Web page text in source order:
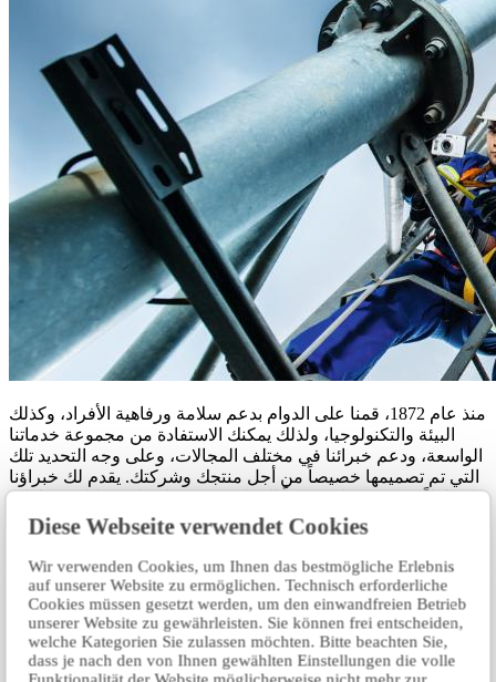
Diese Webseite verwendet Cookies
Wir verwenden Cookies, um Ihnen das bestmögliche Erlebnis
auf unserer Website zu ermöglichen. Technisch erforderliche
Cookies müssen gesetzt werden, um den einwandfreien Betrieb
unserer Website zu gewährleisten. Sie können frei entscheiden,
welche Kategorien Sie zulassen möchten. Bitte beachten Sie,
dass je nach den von Ihnen gewählten Einstellungen die volle
منذ عام 1872، قمنا على الدوام بدعم سلامة ورفاهية الأفراد، وكذلك
البيئة والتكنولوجيا، ولذلك يمكنك الاستفادة من مجموعة خدماتنا
الواسعة، ودعم خبرائنا في مختلف المجالات، وعلى وجه التحديد تلك
التي تم تصميمها خصيصاً من أجل منتجك وشركتك. يقدم لك خبراؤنا
حلولاً تم تصميمها خصيصاً لك، لتتفق مع ما ينطبق عليك من لوائح
قانونية أو وفقاً لما تحدده من مواصفات، إلى جانب المعايير الأخرى
التي تخص مستويات ومعايير الأداء.
ملفنا الشخصي
اكتب لنا الطلب.